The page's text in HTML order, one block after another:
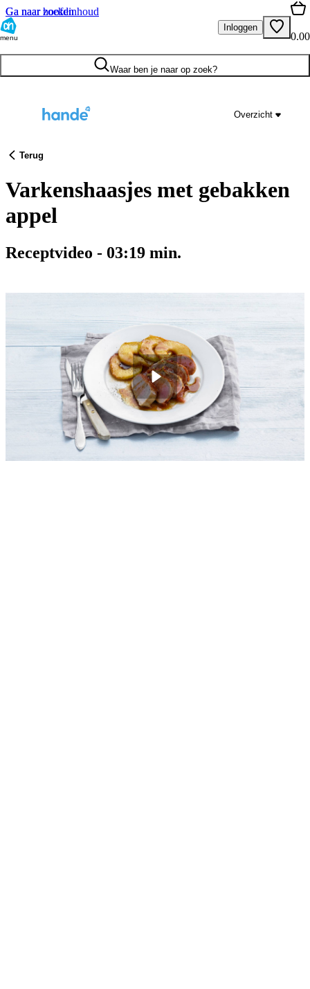
Ga naar hoofdinhoud
Ga naar zoeken
menu
Inloggen
0.00
Waar ben je naar op zoek?
Overzicht
Terug
Varkenshaasjes met gebakken
appel
Receptvideo - 03:19 min.